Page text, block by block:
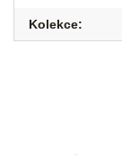
Kolekce: